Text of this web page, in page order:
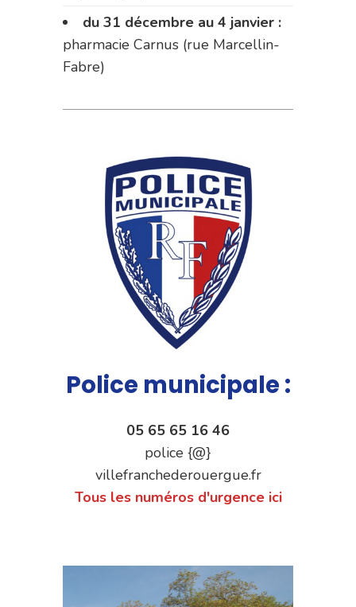
du 31 décembre au 4 janvier :
pharmacie Carnus (rue Marcellin-
Fabre)
Police municipale :
05 65 65 16 46
police {@}
villefranchederouergue.fr
Tous les numéros d'urgence ici